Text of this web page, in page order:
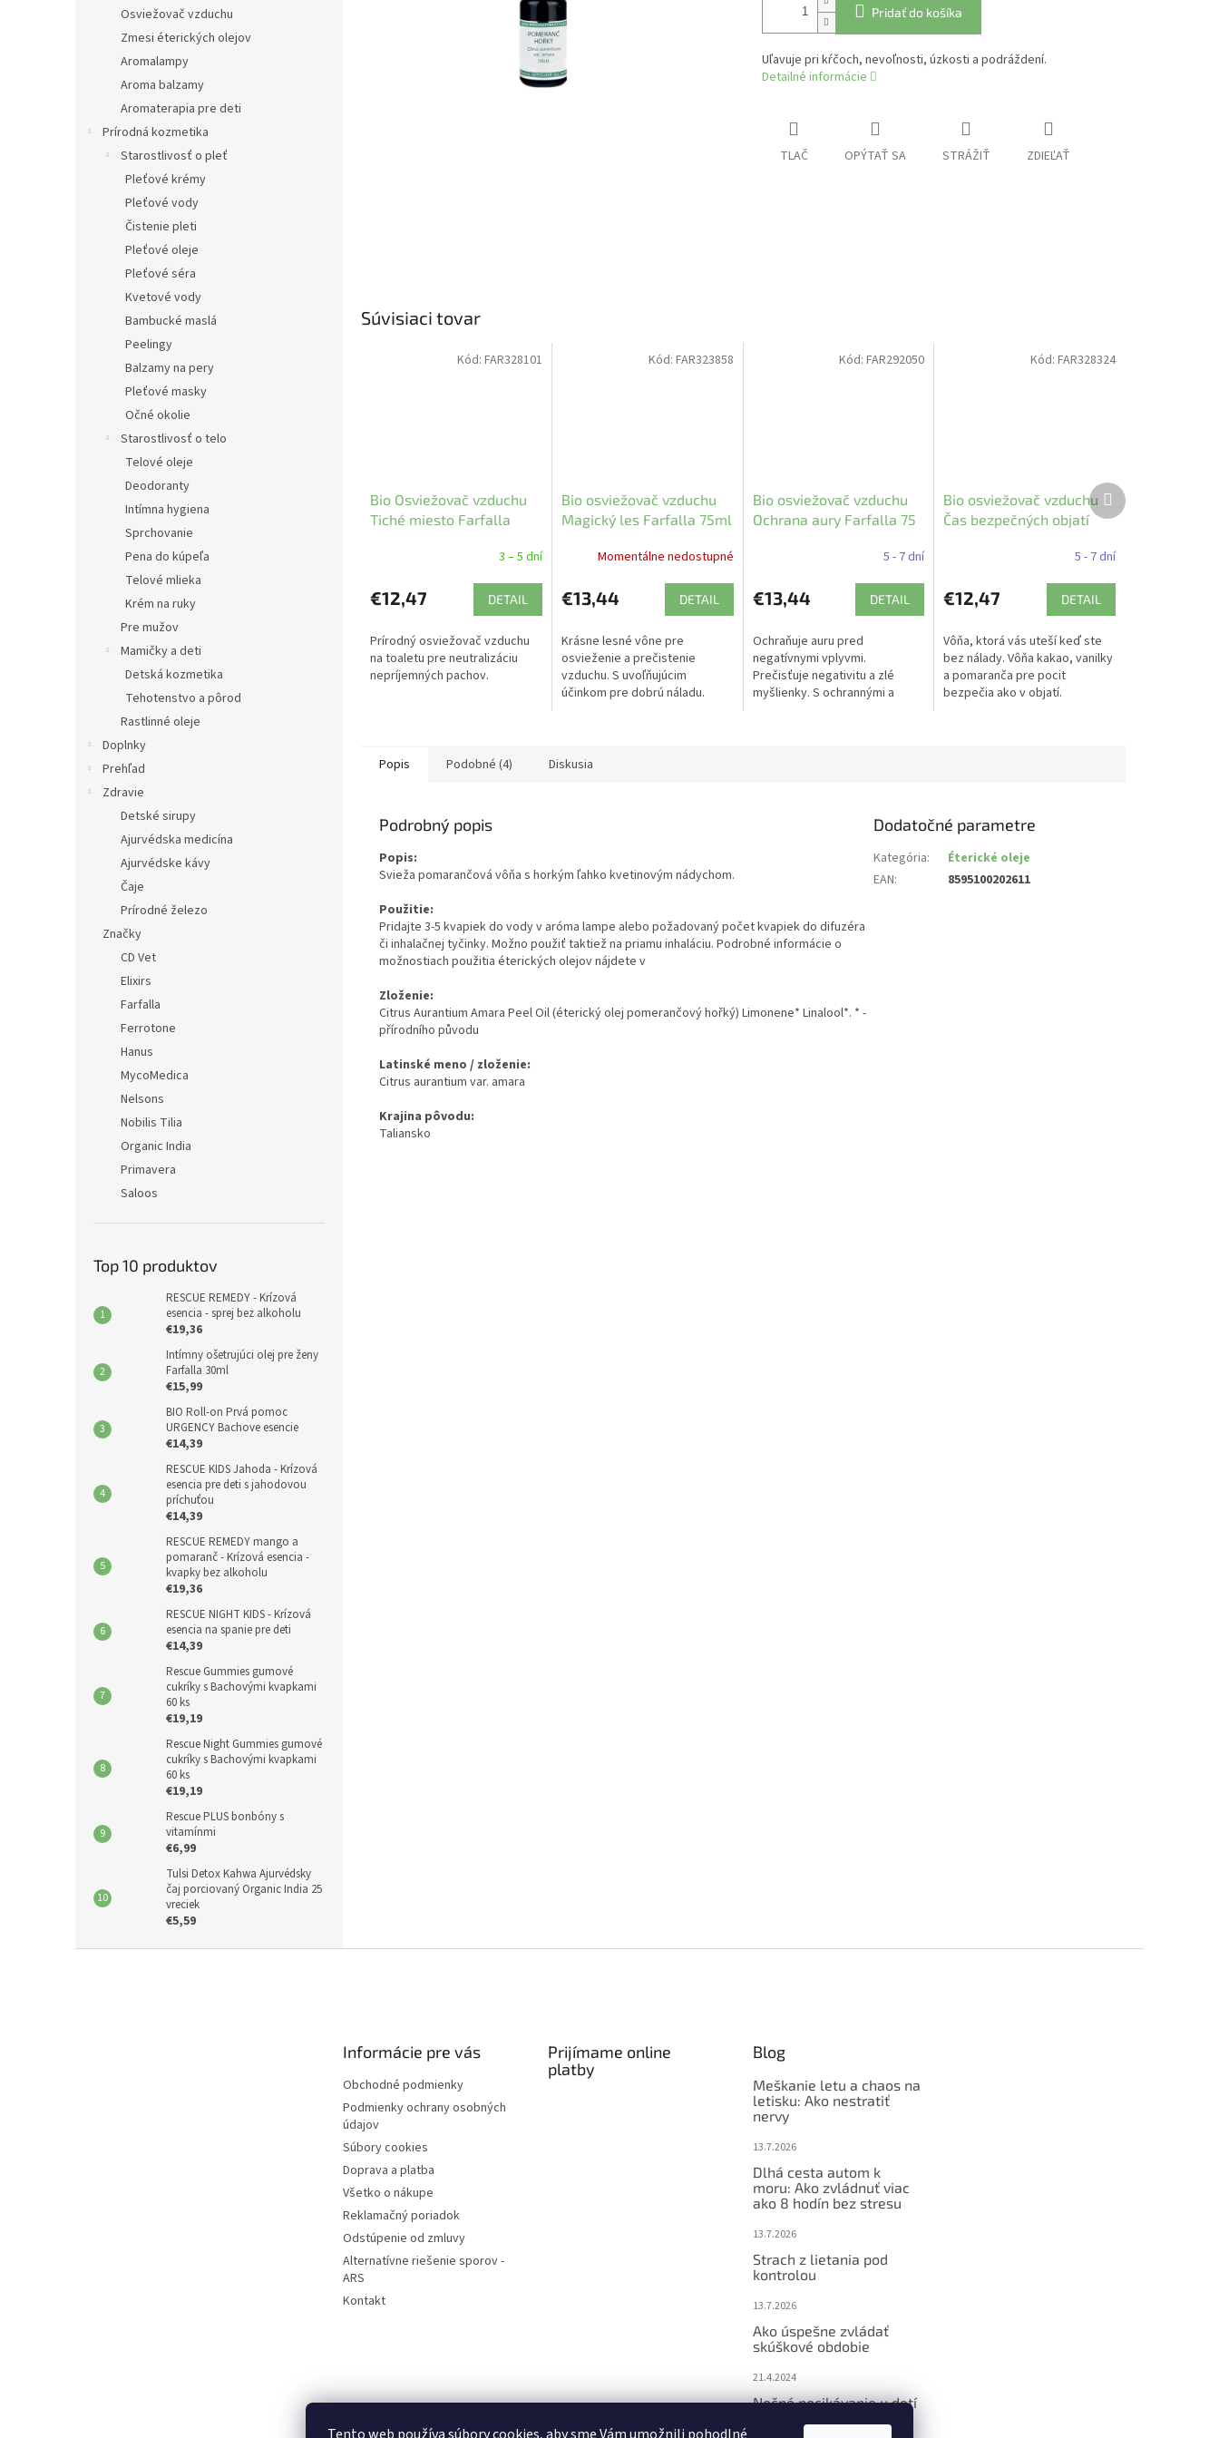
Osviežovač vzduchu
Zmesi éterických olejov
Aromalampy
Aroma balzamy
Aromaterapia pre deti
Prírodná kozmetika
Starostlivosť o pleť
Pleťové krémy
Pleťové vody
Čistenie pleti
Pleťové oleje
Pleťové séra
Kvetové vody
Bambucké maslá
Peelingy
Balzamy na pery
Pleťové masky
Očné okolie
Starostlivosť o telo
Telové oleje
Deodoranty
Intímna hygiena
Sprchovanie
Pena do kúpeľa
Telové mlieka
Krém na ruky
Pre mužov
Mamičky a deti
Detská kozmetika
Tehotenstvo a pôrod
Rastlinné oleje
Doplnky
Prehľad
Zdravie
Detské sirupy
Ajurvédska medicína
Ajurvédske kávy
Čaje
Prírodné železo
Značky
CD Vet
Elixirs
Farfalla
Ferrotone
Hanus
MycoMedica
Nelsons
Nobilis Tilia
Organic India
Primavera
Saloos
Top 10 produktov
RESCUE REMEDY - Krízová
esencia - sprej bez alkoholu
€19,36
Intímny ošetrujúci olej pre ženy
Farfalla 30ml
€15,99
BIO Roll-on Prvá pomoc
URGENCY Bachove esencie
€14,39
RESCUE KIDS Jahoda - Krízová
esencia pre deti s jahodovou
príchuťou
€14,39
RESCUE REMEDY mango a
pomaranč - Krízová esencia -
kvapky bez alkoholu
€19,36
RESCUE NIGHT KIDS - Krízová
esencia na spanie pre deti
€14,39
Rescue Gummies gumové
cukríky s Bachovými kvapkami
60 ks
€19,19
Rescue Night Gummies gumové
cukríky s Bachovými kvapkami
60 ks
€19,19
Rescue PLUS bonbóny s
vitamínmi
€6,99
Tulsi Detox Kahwa Ajurvédsky
čaj porciovaný Organic India 25
vreciek
€5,59
Pridať do košíka
Uľavuje pri kŕčoch, nevoľnosti, úzkosti a podráždení.
Detailné informácie
TLAČ OPÝTAŤ SA STRÁŽIŤ ZDIEĽAŤ
Súvisiaci tovar
Bio Osviežovač vzduchu
Tiché miesto Farfalla
3 – 5 dní
€12,47 DETAIL
Prírodný osviežovač vzduchu
na toaletu pre neutralizáciu
nepríjemných pachov.
Kód: FAR328101
Bio osviežovač vzduchu
Magický les Farfalla 75ml
Momentálne nedostupné
€13,44 DETAIL
Krásne lesné vône pre
osvieženie a prečistenie
vzduchu. S uvoľňujúcim
účinkom pre dobrú náladu.
Kód: FAR323858
Bio osviežovač vzduchu
Ochrana aury Farfalla 75
5 - 7 dní
€13,44 DETAIL
Ochraňuje auru pred
negatívnymi vplyvmi.
Prečisťuje negativitu a zlé
myšlienky. S ochrannými a
Kód:FAR292050
Bio osviežovač vzduchu
Čas bezpečných objatí
5 - 7 dní
€12,47 DETAIL
Vôňa, ktorá vás uteší keď ste
bez nálady. Vôňa kakao, vanilky
a pomaranča pre pocit
bezpečia ako v objatí.
Kód: FAR328324
Ďalší
produkt
Popis Podobné (4) Diskusia
Podrobný popis
Popis:
Svieža pomarančová vôňa s horkým ľahko kvetinovým nádychom.
Použitie:
Pridajte 3-5 kvapiek do vody v aróma lampe alebo požadovaný počet kvapiek do difuzéra
či inhalačnej tyčinky. Možno použiť taktiež na priamu inhaláciu. Podrobné informácie o
možnostiach použitia éterických olejov nájdete v
Zloženie:
Citrus Aurantium Amara Peel Oil (éterický olej pomerančový hořký) Limonene* Linalool*. * -
přírodního původu
Latinské meno / zloženie:
Citrus aurantium var. amara
Krajina pôvodu:
Taliansko
Dodatočné parametre
Kategória:
Éterické oleje
EAN: 8595100202611
Informácie pre vás
Obchodné podmienky
Podmienky ochrany osobných
údajov
Súbory cookies
Doprava a platba
Všetko o nákupe
Reklamačný poriadok
Odstúpenie od zmluvy
Alternatívne riešenie sporov -
ARS
Kontakt
Prijímame online
platby
Blog
Meškanie letu a chaos na
letisku: Ako nestratiť
nervy
13.7.2026
Dlhá cesta autom k
moru: Ako zvládnuť viac
ako 8 hodín bez stresu
13.7.2026
Strach z lietania pod
kontrolou
13.7.2026
Ako úspešne zvládať
skúškové obdobie
21.4.2024
Nočné pocikávanie u detí
Bachove esencie?